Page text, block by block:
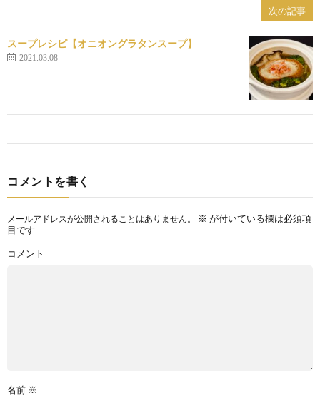
次の記事
スープレシピ【オニオングラタンスープ】
2021.03.08
コメントを書く
メールアドレスが公開されることはありません。 ※ が付いている欄は必須項
目です
コメント
名前 ※